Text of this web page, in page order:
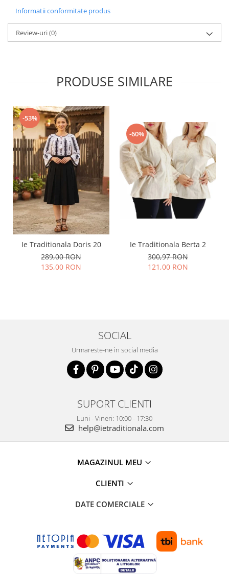
Informatii conformitate produs
Review-uri(0)
PRODUSE SIMILARE
-53%
Ie Traditionala Doris 20
289,00 RON
135,00 RON
-60%
Ie Traditionala Berta 2
300,97 RON
121,00 RON
SOCIAL
Urmareste-ne in social media
SUPORT CLIENTI
Luni - Vineri: 10:00 - 17:30
help@ietraditionala.com
MAGAZINUL MEU
CLIENTI
DATE COMERCIALE